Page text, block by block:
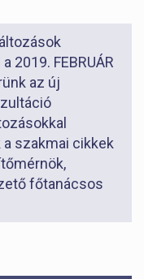
2019. FEBRUÁR
az új
szakmai cikkek
főtanácsos